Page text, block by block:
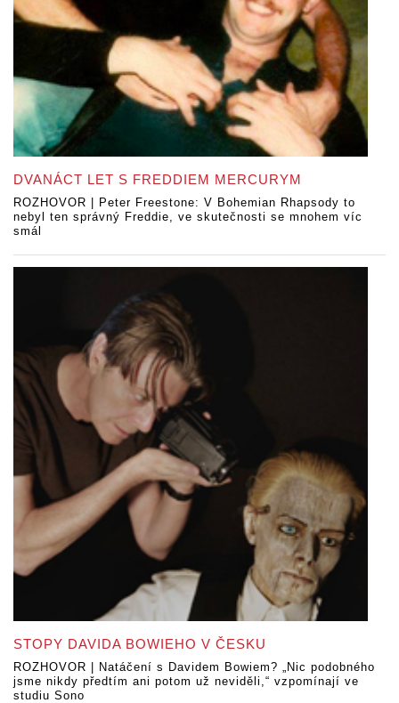
DVANÁCT LET S FREDDIEM MERCURYM
ROZHOVOR | Peter Freestone: V Bohemian Rhapsody to
nebyl ten správný Freddie, ve skutečnosti se mnohem víc
smál
STOPY DAVIDA BOWIEHO V ČESKU
ROZHOVOR | Natáčení s Davidem Bowiem? „Nic podobného
jsme nikdy předtím ani potom už neviděli,“ vzpomínají ve
studiu Sono